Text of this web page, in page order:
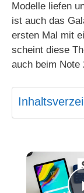
Modelle liefen
ist auch das
ersten Mal mit
scheint diese
auch beim Note